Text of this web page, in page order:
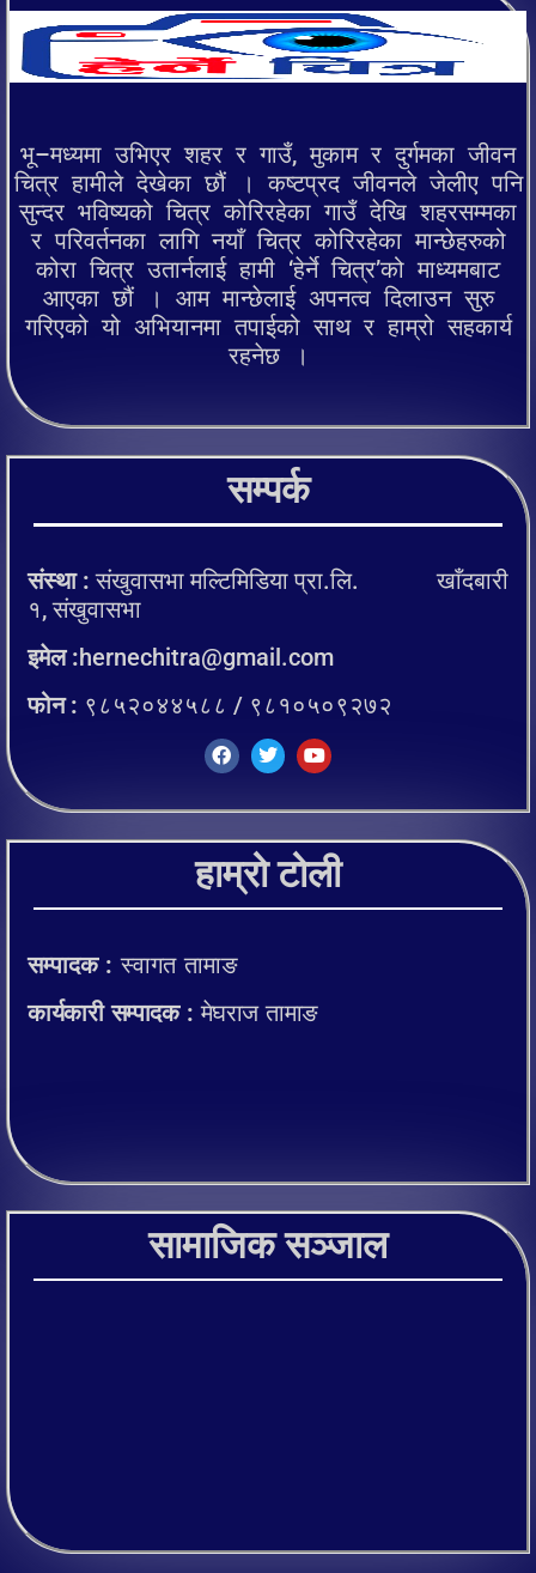
भू–मध्यमा उभिएर शहर र गाउँ, मुकाम र दुर्गमका जीवन
चित्र हामीले देखेका छौं । कष्टप्रद जीवनले जेलीए पनि
सुन्दर भविष्यको चित्र कोरिरहेका गाउँ देखि शहरसम्मका
र परिवर्तनका लागि नयाँ चित्र कोरिरहेका मान्छेहरुको
कोरा चित्र उतार्नलाई हामी ‘हेर्ने चित्र’को माध्यमबाट
आएका छौं । आम मान्छेलाई अपनत्व दिलाउन सुरु
गरिएको यो अभियानमा तपाईको साथ र हाम्रो सहकार्य
रहनेछ ।
सम्पर्क
संस्था : संखुवासभा मल्टिमिडिया प्रा.लि. खाँदबारी
१, संखुवासभा
इमेल :hernechitra@gmail.com
फोन : ९८५२०४४५८८ / ९८१०५०९२७२
हाम्रो टोली
सम्पादक :स्वागत तामाङ
कार्यकारी सम्पादक :मेघराज तामाङ
सामाजिक सञ्जाल